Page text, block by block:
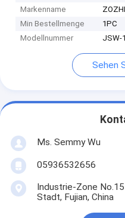
Markenname
ZOZHI
Min Bestellmenge
1PC
Modellnummer
JSW-
Sehen
Ms. Semmy Wu
05936532656
Industrie-Zone
Stadt, Fujian, China